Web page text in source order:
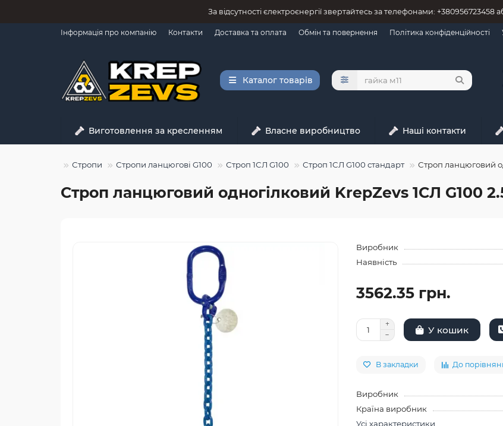
За відсутності єлектроєнергії звертайтесь за телефонами: +380956723458
Інформація про компанію Контакти Доставка та оплата Обмін та повернення Політика конфіденційності
Каталог товарів
Виготовлення за кресленням Власне виробництво Наші контакти
Стропи Стропи ланцюгові G100 Строп 1СЛ G100 Строп 1СЛ G100 стандарт Строп ланцюговий
Строп ланцюговий одногілковий KrepZevs 1СЛ G100
Виробник
Наявність
3562.35 грн.
У кошик
В закладки До
Виробник
Країна виробник
Усі характеристики